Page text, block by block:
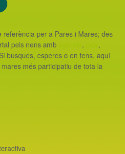
referència per a Pares i Mares; des
pels nens amb
,
,
busques, esperes o en tens, aquí
més participatiu de tota la